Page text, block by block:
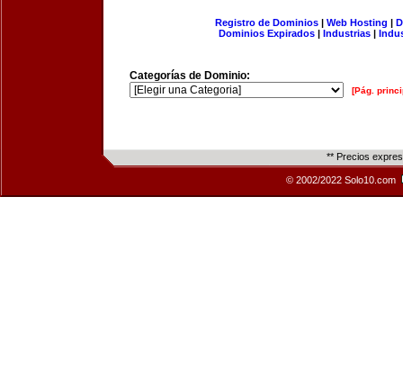
Registro de Dominios| Web Hosting |
Dominios Expirados | Industrias |
Categorías de Dominio:
[Pág.
** Precios
© 2002/2022 Solo10.com